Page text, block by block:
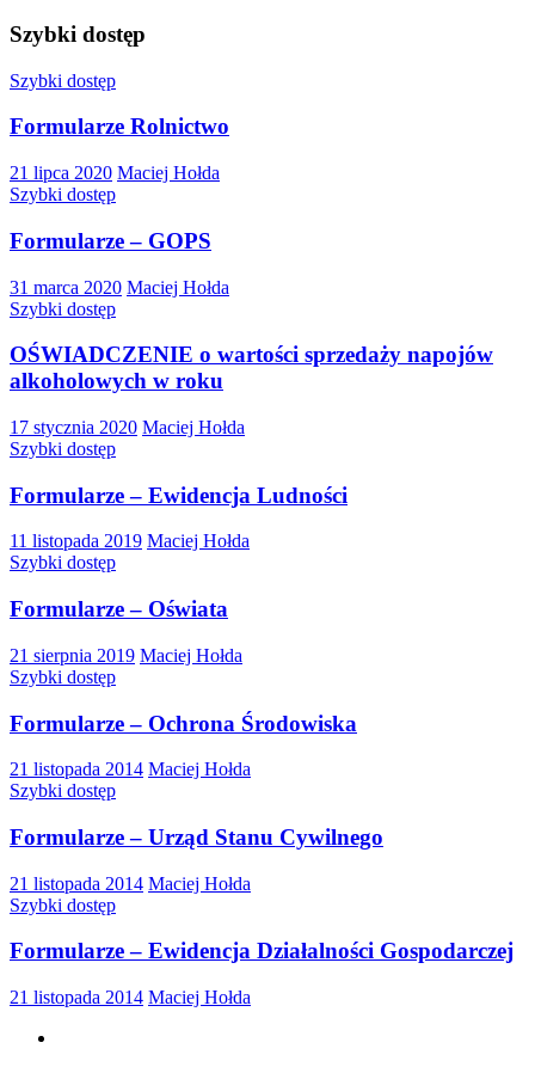
Szybki dostęp
Szybki dostęp
Formularze Rolnictwo
21 lipca 2020 Maciej Hołda
Szybki dostęp
Formularze – GOPS
31 marca 2020 Maciej Hołda
Szybki dostęp
OŚWIADCZENIE o wartości sprzedaży napojów
alkoholowych w roku
17 stycznia 2020 Maciej Hołda
Szybki dostęp
Formularze – Ewidencja Ludności
11 listopada 2019 Maciej Hołda
Szybki dostęp
Formularze – Oświata
21 sierpnia 2019 Maciej Hołda
Szybki dostęp
Formularze – Ochrona Środowiska
21 listopada 2014 Maciej Hołda
Szybki dostęp
Formularze – Urząd Stanu Cywilnego
21 listopada 2014 Maciej Hołda
Szybki dostęp
Formularze – Ewidencja Działalności Gospodarczej
21 listopada 2014 Maciej Hołda